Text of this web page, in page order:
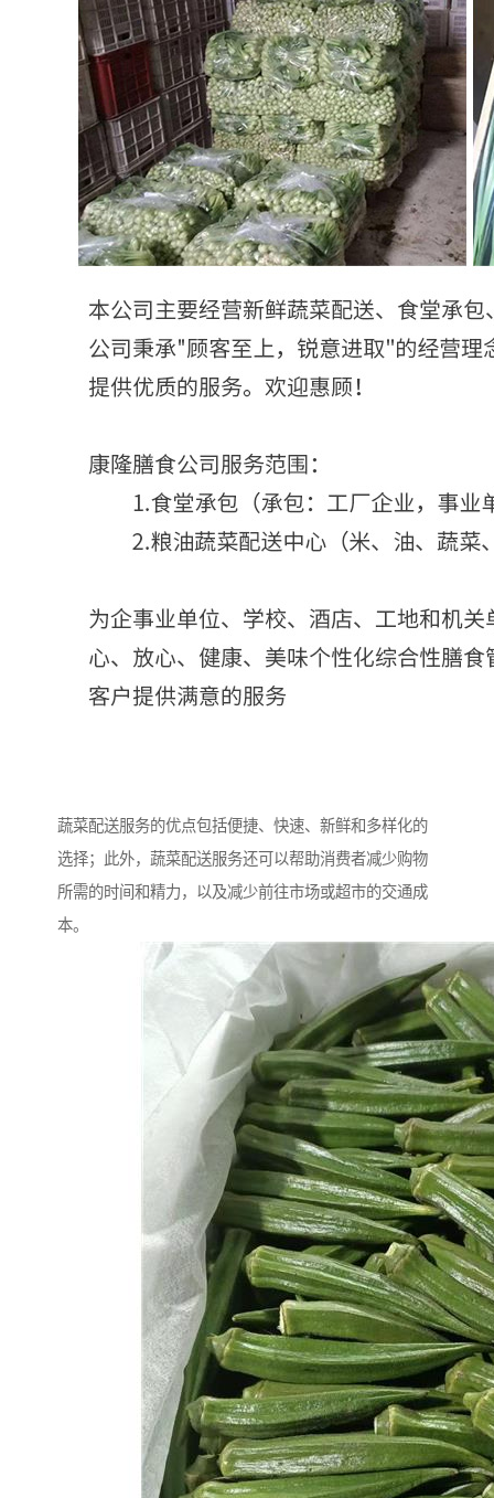
蔬菜配送服务的优点包括便捷、快速、新鲜和多样化的
选择；此外，蔬菜配送服务还可以帮助消费者减少购物
所需的时间和精力，以及减少前往市场或超市的交通成
本。